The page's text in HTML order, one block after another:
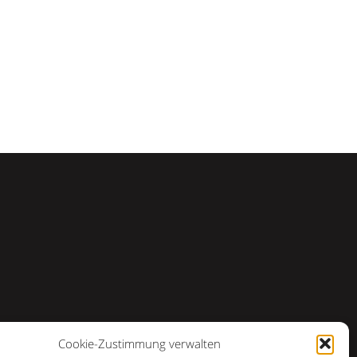
Cookie-Zustimmung verwalten